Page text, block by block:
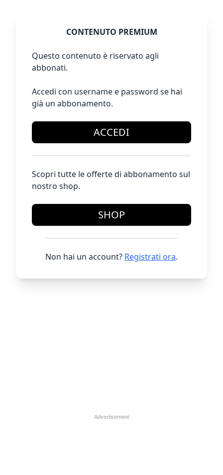
CONTENUTO PREMIUM
Questo contenuto è riservato agli
abbonati.
Accedi con username e password se hai
già un abbonamento.
ACCEDI
Scopri tutte le offerte di abbonamento sul
nostro shop.
SHOP
Non hai un account? Registrati ora.